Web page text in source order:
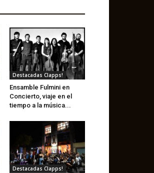
Destacadas Clapps!
Ensamble Fulmini en
Concierto, viaje en el
tiempo a la música...
Destacadas Clapps!